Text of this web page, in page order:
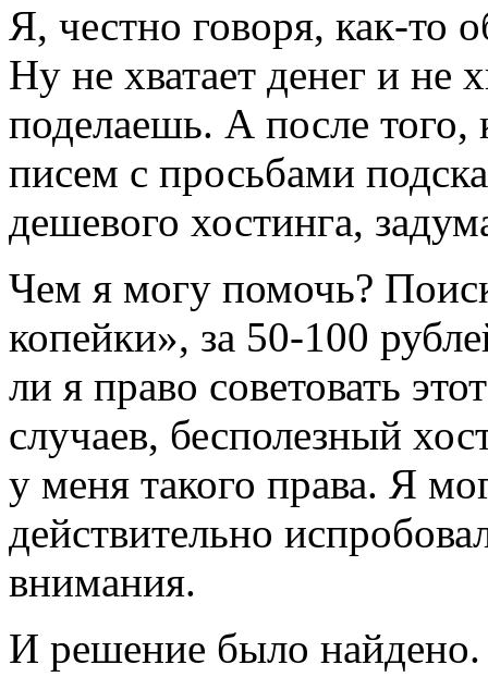
Я, честно говоря, как-то
Ну не хватает денег и не
поделаешь. А после того,
писем с просьбами
дешевого хостинга,
Чем я могу помочь?
копейки», за 50-100
ли я право советовать
случаев, бесполезный
у меня такого права. Я
действительно
внимания.
И решение было найдено.